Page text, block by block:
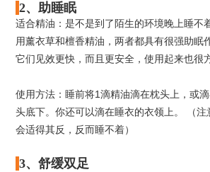
2、助睡眠
适合精油：是不是到了陌生的环境晚上睡不
用薰衣草和檀香精油，两者都具有很强助眠
它们见效更快，而且更安全，使用起来也很
使用方法：睡前将1滴精油滴在枕头上，或
头底下。你还可以滴在睡衣的衣领上。 （注
会适得其反，反而睡不着）
3、舒缓双足